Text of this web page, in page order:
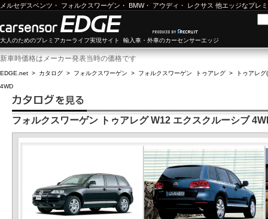
メルセデスベンツ ・ フォルクスワーゲン ・ BMW・ アウディ ・ レクサス 他エッジなプレ
大人のためのプレミアカーライフ実現サイト 輸入車・外車のカーセンサーエッジ
新車時価格はメーカー発表当時の価格です
EDGE.net > カタログ > フォルクスワーゲン > フォルクスワーゲン トゥアレグ >
トゥアレ
4WD
フォルクスワーゲン トゥアレグ W12 エクスクルーシブ